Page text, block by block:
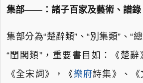
集部——：諸子百家及藝術、譜錄
集部分為“楚辭類”、“別集類”、“
“閨閣類”，重要書目如：《楚辭
《全宋詞》，《 樂府詩集》、《